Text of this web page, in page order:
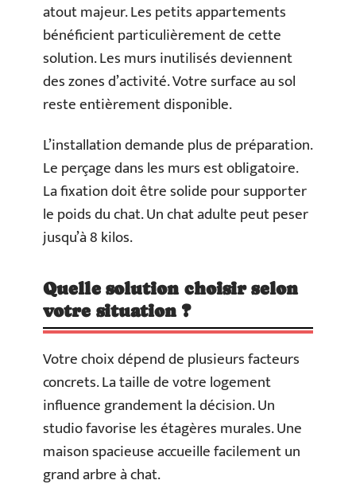
atout majeur. Les petits appartements
bénéficient particulièrement de cette
solution. Les murs inutilisés deviennent
des zones d’activité. Votre surface au sol
reste entièrement disponible.
L’installation demande plus de préparation.
Le perçage dans les murs est obligatoire.
La fixation doit être solide pour supporter
le poids du chat. Un chat adulte peut peser
jusqu’à 8 kilos.
Quelle solution choisir selon
votre situation ?
Votre choix dépend de plusieurs facteurs
concrets. La taille de votre logement
influence grandement la décision. Un
studio favorise les étagères murales. Une
maison spacieuse accueille facilement un
grand arbre à chat.